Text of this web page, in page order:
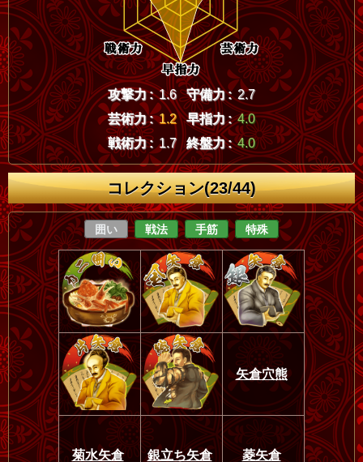
攻撃力 : 1.6 守備力 : 2.7
芸術力 : 1.2 早指力 : 4.0
戦術力 : 1.7 終盤力 : 4.0
コレクション(23/44)
囲い 戦法 手筋 特殊
矢倉穴熊
菊水矢倉 銀立ち矢倉 菱矢倉